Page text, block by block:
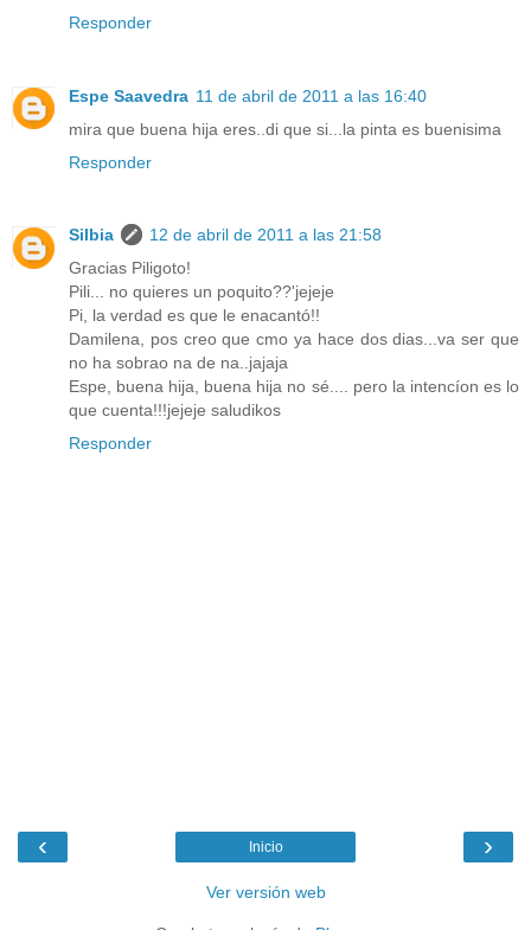
Responder
Espe Saavedra 11 de abril de 2011 a las 16:40
mira que buena hija eres..di que si...la pinta es buenisima
Responder
Silbia
12 de abril de 2011 a las 21:58
Gracias Piligoto!
Pili... no quieres un poquito??'jejeje
Pi, la verdad es que le enacantó!!
Damilena, pos creo que cmo ya hace dos dias...va ser que
no ha sobrao na de na..jajaja
Espe, buena hija, buena hija no sé.... pero la intencíon es lo
que cuenta!!!jejeje saludikos
Responder
‹ ›
Inicio
Ver versión web